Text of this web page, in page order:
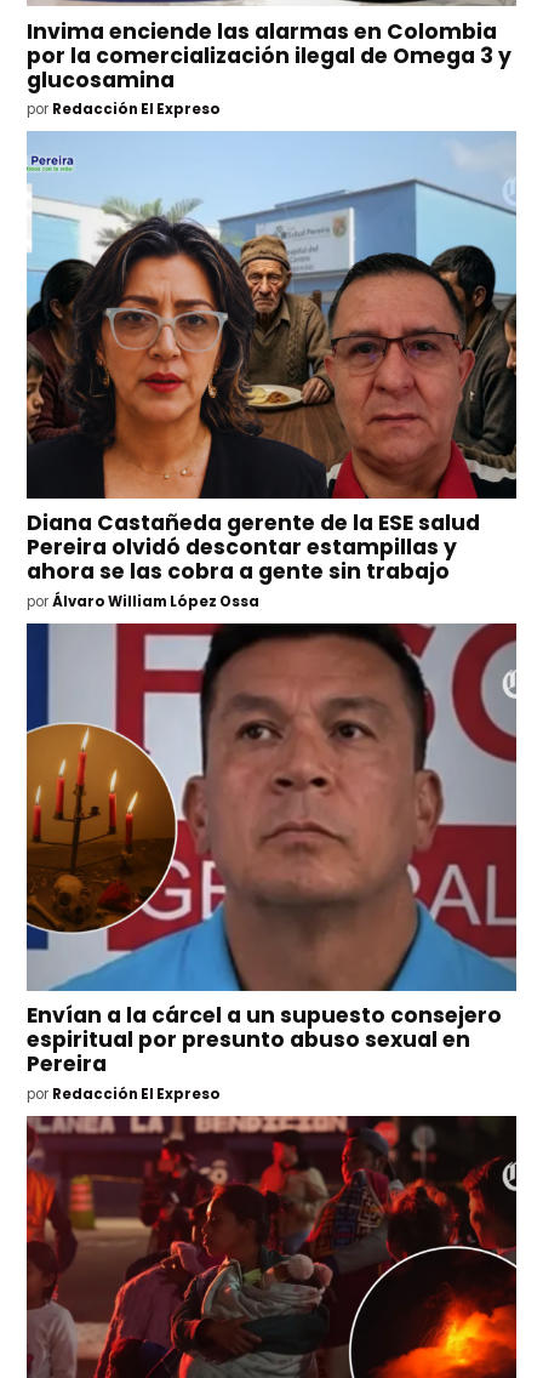
Invima enciende las alarmas en Colombia
por la comercialización ilegal de Omega 3 y
glucosamina
por Redacción El Expreso
Diana Castañeda gerente de la ESE salud
Pereira olvidó descontar estampillas y
ahora se las cobra a gente sin trabajo
por Álvaro William López Ossa
Envían a la cárcel a un supuesto consejero
espiritual por presunto abuso sexual en
Pereira
por Redacción El Expreso